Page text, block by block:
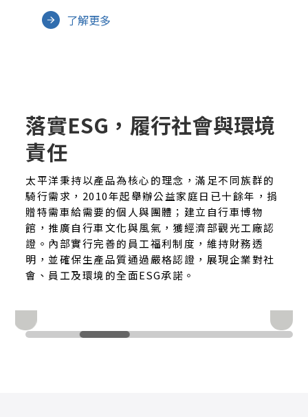
了解更多
落實ESG，履行社會與環境
責任
太平洋秉持以產品為核心的理念，滿足不同族群的
騎行需求，2010年起舉辦公益家庭日已十餘年，捐
贈特需車給需要的個人與團體；建立自行車博物
館，推廣自行車文化與風氣，獲經濟部觀光工廠認
證。內部實行完善的員工福利制度，維持財務透
明，並確保生產品質通過嚴格認證，展現企業對社
會、員工及環境的全面ESG承諾。